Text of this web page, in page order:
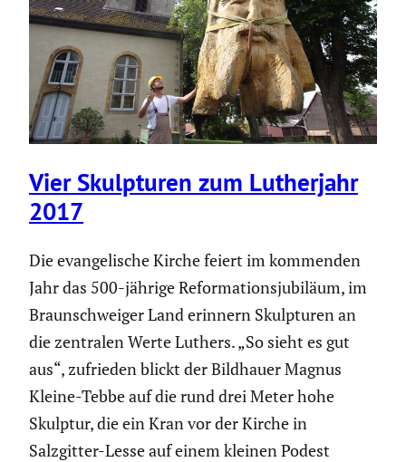
Vier Skulp­turen zum Luther­jahr
2017
Die evange­li­sche Kirche feiert im kommenden
Jahr das 500-jährige Refor­ma­ti­ons­ju­bi­läum, im
Braun­schweiger Land erinnern Skulp­turen an
die zentralen Werte Luthers. „So sieht es gut
aus“, zufrieden blickt der Bildhauer Magnus
Kleine-Tebbe auf die rund drei Meter hohe
Skulptur, die ein Kran vor der Kirche in
Salzgitter-Lesse auf einem kleinen Podest